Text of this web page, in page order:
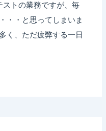
ストの業務ですが、毎
・・と思ってしまいま
く、ただ疲弊する一日